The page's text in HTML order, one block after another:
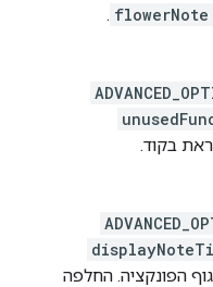
flowerNote
.
בקוד.
הפונקציה. החלפה